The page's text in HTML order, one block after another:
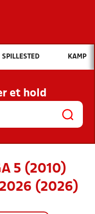
Hvad vil du søge efter?
OG NYHEDER
KLUBBER OG
SPILLESTED KAMP
et hold
5 (2010)
2026 (2026)